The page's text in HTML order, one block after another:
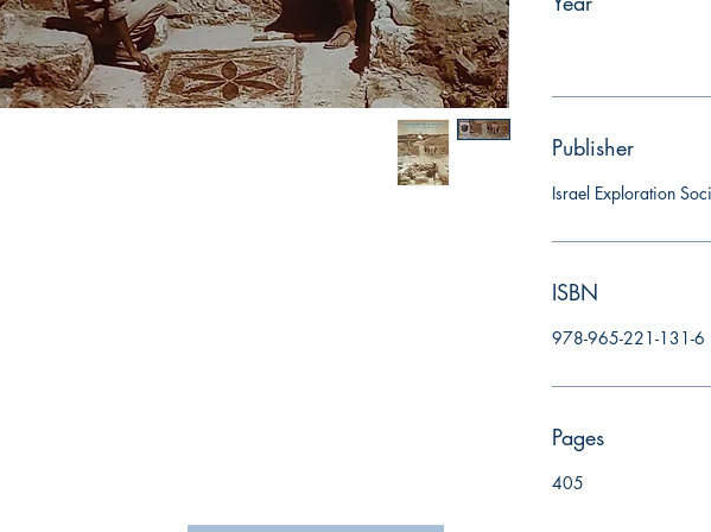
Publisher
Israel Exploration
ISBN
978-965-221-131-6
Pages
405